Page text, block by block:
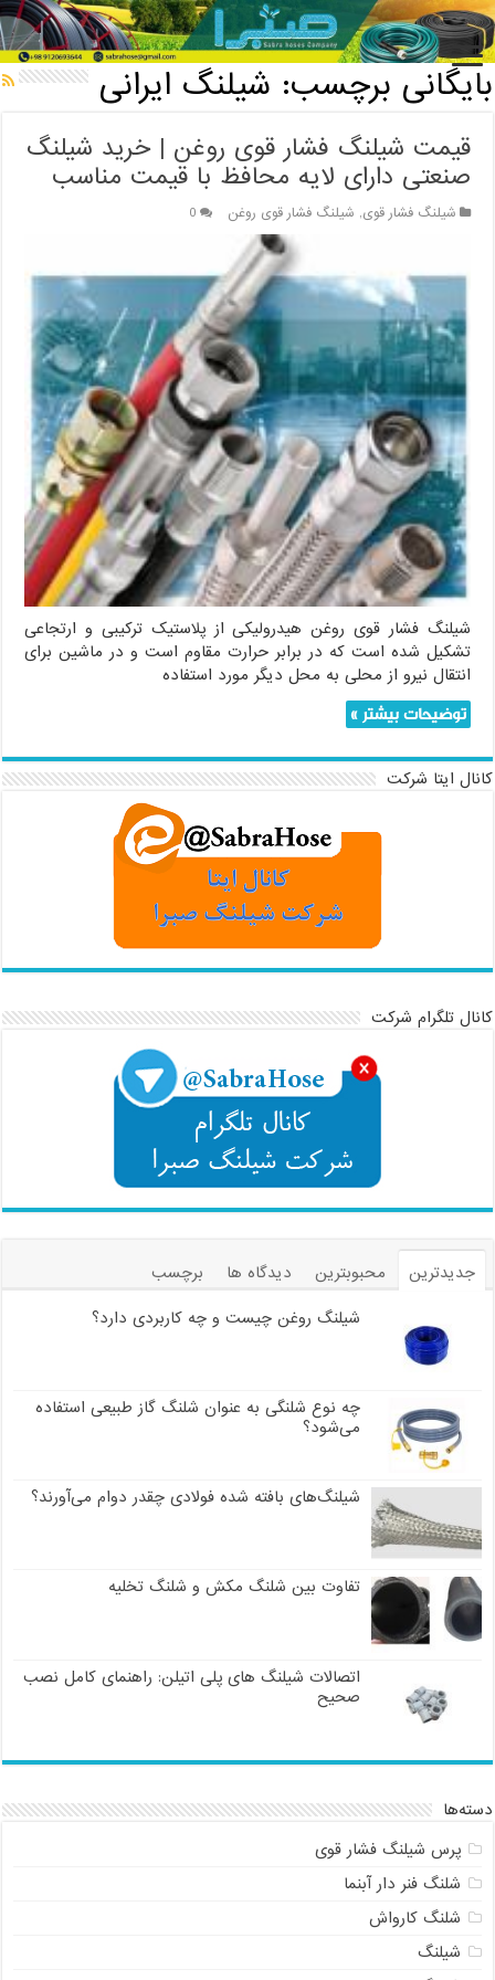
خانه / بایگانی برچسب: شیلنگ ایرانی
بایگانی برچسب: شیلنگ ایرانی
قیمت شیلنگ فشار قوی روغن | خرید شیلنگ
صنعتی دارای لایه محافظ با قیمت مناسب
شیلنگ فشار قوی, شیلنگ فشار قوی روغن 0
شیلنگ فشار قوی روغن هیدرولیکی از پلاستیک ترکیبی و ارتجاعی
تشکیل شده است که در برابر حرارت مقاوم است و در ماشین برای
انتقال نیرو از محلی به محل دیگر مورد استفاده
توضیحات بیشتر »
کانال ایتا شرکت
کانال تلگرام شرکت
جدیدترین محبوبترین دیدگاه ها
برچسب
شیلنگ روغن چیست و چه کاربردی دارد؟
چه نوع شلنگی به عنوان شلنگ گاز طبیعی استفاده
می‌شود؟
شیلنگ‌های بافته شده فولادی چقدر دوام می‌آورند؟
تفاوت بین شلنگ مکش و شلنگ تخلیه
اتصالات شیلنگ های پلی اتیلن: راهنمای کامل نصب
صحیح
دسته‌ها
پرس شیلنگ فشار قوی
شلنگ فنر دار آبنما
شلنگ کارواش
شیلنگ